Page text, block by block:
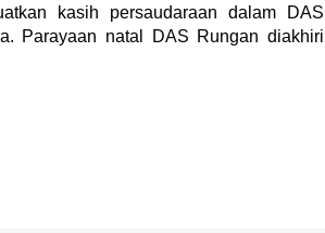
kasih persaudaraan dalam DAS
Parayaan natal DAS Rungan diakhiri